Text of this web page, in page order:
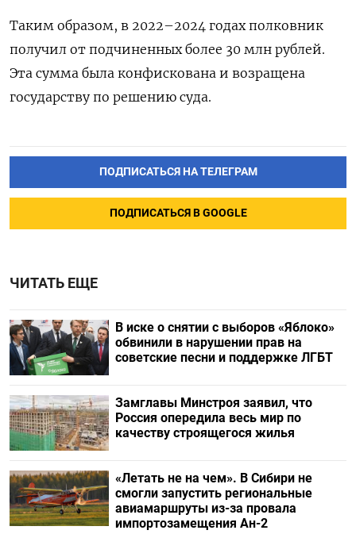
Таким образом, в 2022–2024 годах полковник
получил от подчиненных более 30 млн рублей.
Эта сумма была конфискована и возращена
государству по решению суда.
ПОДПИСАТЬСЯ НА ТЕЛЕГРАМ
ПОДПИСАТЬСЯ В GOOGLE
ЧИТАТЬ ЕЩЕ
В иске о снятии с выборов «Яблоко»
обвинили в нарушении прав на
советские песни и поддержке ЛГБТ
Замглавы Минстроя заявил, что
Россия опередила весь мир по
качеству строящегося жилья
«Летать не на чем». В Сибири не
смогли запустить региональные
авиамаршруты из-за провала
импортозамещения Ан-2